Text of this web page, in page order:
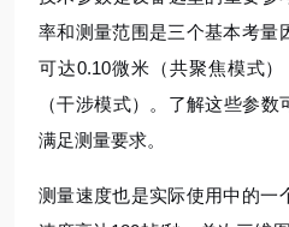
率和测量范围是三个基本考量
可达0.10微米（共聚焦模式
（干涉模式）。了解这些参
满足测量要求。
测量速度也是实际使用中的一